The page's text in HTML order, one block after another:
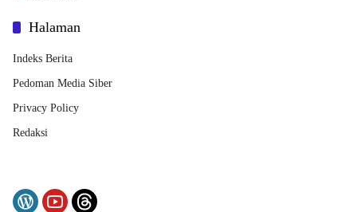
Halaman
Indeks Berita
Pedoman Media Siber
Privacy Policy
Redaksi